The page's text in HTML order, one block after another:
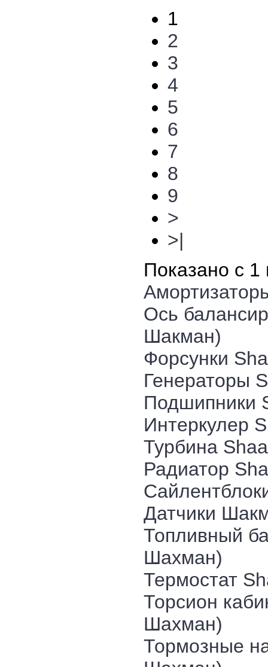
1
2
3
4
5
6
7
8
9
>
>|
Показано с 1
Ось
Шакман)
Форсунки
Генераторы
Подшипники
Интеркулер
Турбина
Радиатор
Датчики
Топливный
Шахман)
Термостат
Торсион
Шахман)
Тормозные